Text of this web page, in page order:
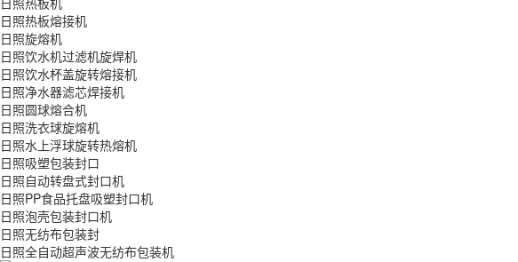
日照热板熔接机
日照旋熔机
日照饮水机过滤机旋焊机
日照饮水杯盖旋转熔接机
日照净水器滤芯焊接机
日照圆球熔合机
日照洗衣球旋熔机
日照水上浮球旋转热熔机
日照吸塑包装封口
日照自动转盘式封口机
日照PP食品托盘吸塑封口机
日照泡壳包装封口机
日照无纺布包装封
日照全自动超声波无纺布包装机